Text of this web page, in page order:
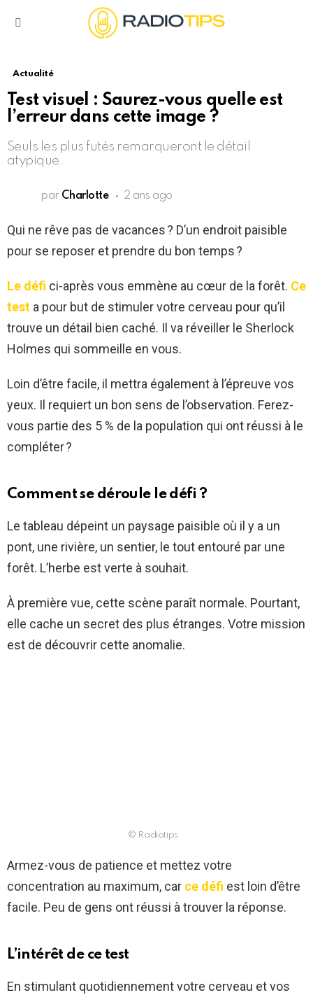
Actualité
Test visuel : Saurez-vous quelle est
l’erreur dans cette image ?
Seuls les plus futés remarqueront le détail
atypique.
par Charlotte 2 ans ago
Qui ne rêve pas de vacances ? D’un endroit paisible
pour se reposer et prendre du bon temps ?
Le défi ci-après vous emmène au cœur de la forêt. Ce
test a pour but de stimuler votre cerveau pour qu’il
trouve un détail bien caché. Il va réveiller le Sherlock
Holmes qui sommeille en vous.
Loin d’être facile, il mettra également à l’épreuve vos
yeux. Il requiert un bon sens de l’observation. Ferez-
vous partie des 5 % de la population qui ont réussi à le
compléter ?
Comment se déroule le défi ?
Le tableau dépeint un paysage paisible où il y a un
pont, une rivière, un sentier, le tout entouré par une
forêt. L’herbe est verte à souhait.
À première vue, cette scène paraît normale. Pourtant,
elle cache un secret des plus étranges. Votre mission
est de découvrir cette anomalie.
© Radiotips
Armez-vous de patience et mettez votre
concentration au maximum, car ce défi est loin d’être
facile. Peu de gens ont réussi à trouver la réponse.
L’intérêt de ce test
En stimulant quotidiennement votre cerveau et vos